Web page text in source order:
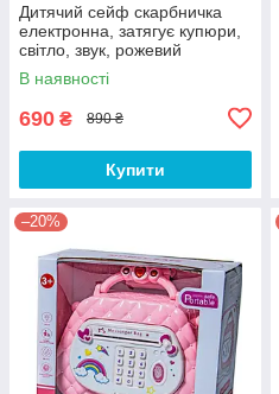
Дитячий сейф скарбничка
електронна, затягує купюри,
світло, звук, рожевий
В наявності
690 ₴ 890 ₴
Купити
–20%